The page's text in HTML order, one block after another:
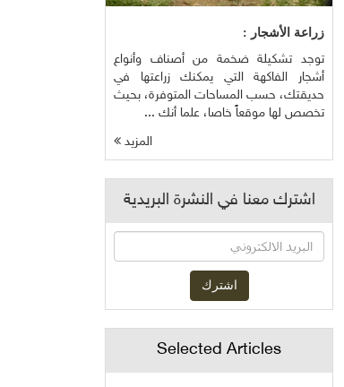
زراعة الأشجار :
توجد تشكيلة ضخمة من أصناف وأنواع
أشجار الفاكهة التي يمكنك زراعتها في
حديقتك، حسب المساحات المتوفرة، بحيث
تخصص لها موقعاً خاصا، علما أنك ...
المزيد
اشترك معنا في النشرة البريدية
Selected Articles